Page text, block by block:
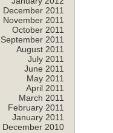
December 2011
November 2011
October 2011
September 2011
August 2011
July 2011
June 2011
May 2011
April 2011
March 2011
February 2011
January 2011
December 2010